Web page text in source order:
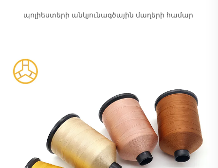
պոլիեստերի անկյունագծային մաղերի համար